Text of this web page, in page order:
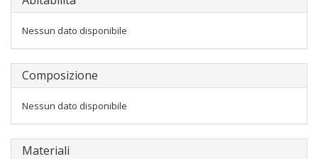
Nessun dato disponibile
Composizione
Nessun dato disponibile
Materiali